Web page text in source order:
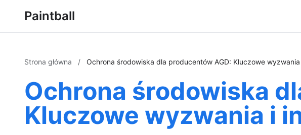
Paintball
Strona główna / Ochrona środowiska dla producentów AGD: Kluczowe
Ochrona środowiska
Kluczowe wyzwania i